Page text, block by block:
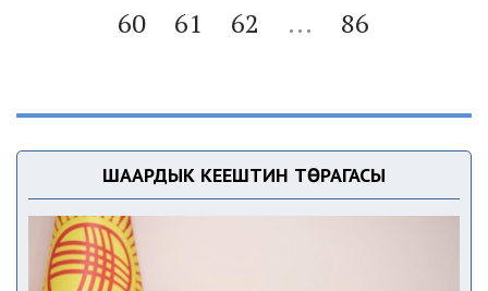
60
61 62 ... 86
ШААРДЫК КЕҢЕШТИН ТӨРАГАСЫ